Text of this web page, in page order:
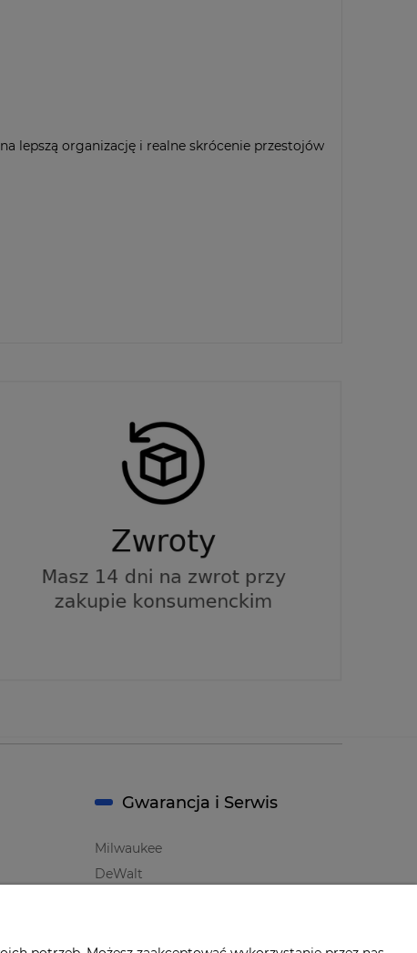
lepszą organizację i realne skrócenie przestojów
Gwarancja i Serwis
Milwaukee
DeWalt